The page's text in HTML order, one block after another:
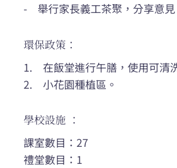
- 舉行家長義工茶聚，分享意見
環保政策：
1. 在飯堂進行午膳，使用可清
2. 小花園種植區。
學校設施 ：
課室數目：27
禮堂數目：1